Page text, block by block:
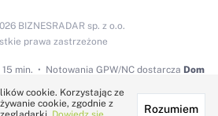
min. Notowania GPW/NC dostarcza Dom
BIZNESRADAR sp. z o.o.
prawa zastrzeżone
dostarcza:
cookie. Korzystając ze
cookie, zgodnie z
Rozumiem